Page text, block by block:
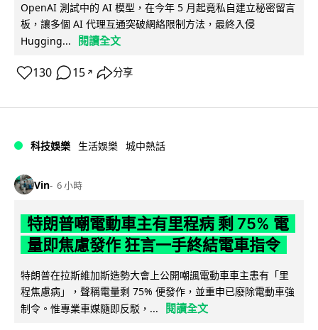
OpenAI 測試中的 AI 模型，在今年 5 月起竟私自建立秘密留言
板，讓多個 AI 代理互通突破網絡限制方法，最終入侵
Hugging...
閱讀全文
130 15 ↗ 分享
科技娛樂 生活娛樂 城中熱話
Vin 6 小時
特朗普嘲電動車主有里程病 剩 75% 電
量即焦慮發作 狂言一手終結電車指令
特朗普在拉斯維加斯造勢大會上公開嘲諷電動車車主患有「里
程焦慮病」，聲稱電量剩 75% 便發作，並重申已廢除電動車強
制令。惟專業車媒隨即反駁，...
閱讀全文